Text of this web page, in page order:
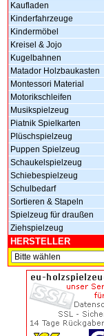
Kaufladen
Kinderfahrzeuge
Kindermöbel
Kreisel & Jojo
Kugelbahnen
Matador Holzbaukasten
Montessori Material
Motorikschleifen
Musikspielzeug
Piatnik Spielkarten
Plüschspielzeug
Puppen Spielzeug
Schaukelspielzeug
Schiebespielzeug
Schulbedarf
Sortieren & Stapeln
Spielzeug für draußen
Ziehspielzeug
HERSTELLER